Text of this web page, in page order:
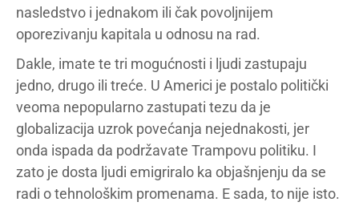
nasledstvo i jednakom ili čak povoljnijem
oporezivanju kapitala u odnosu na rad.
Dakle, imate te tri mogućnosti i ljudi zastupaju
jedno, drugo ili treće. U Americi je postalo politički
veoma nepopularno zastupati tezu da je
globalizacija uzrok povećanja nejednakosti, jer
onda ispada da podržavate Trampovu politiku. I
zato je dosta ljudi emigriralo ka objašnjenju da se
radi o tehnološkim promenama. E sada, to nije isto.